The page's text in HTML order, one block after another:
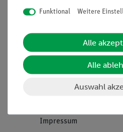
Unternehmen
Stellenangebote
Kontakt
Hinweisgeberschutz
Impressum
Funktional Weitere
Alle
Alle
Auswahl